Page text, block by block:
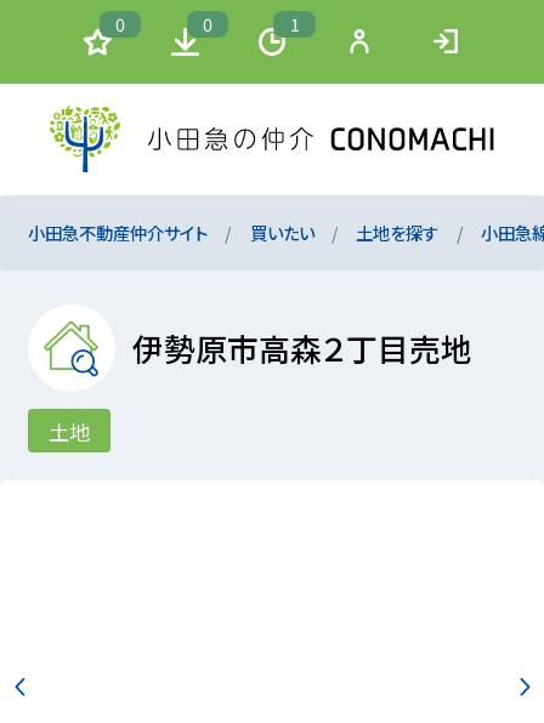
0 0 1
小田急不動産仲介サイト 買いたい 土地を探す 小田急
伊勢原市高森２丁目売地
土地